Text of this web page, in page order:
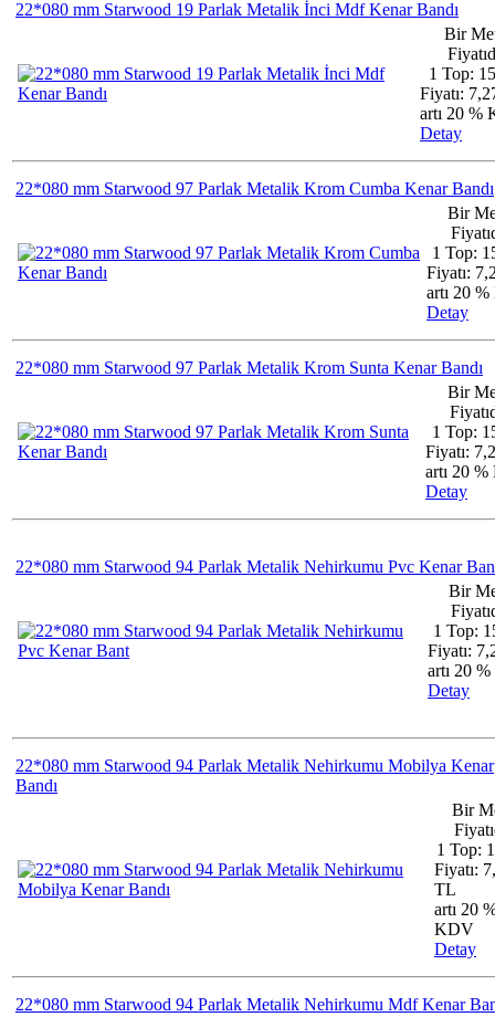
22*080 mm Starwood 19 Parlak Metalik İnci Mdf Kenar Bandı
Bir
1 Top:
Fiyatı:
artı 20 %
Detay
22*080 mm Starwood 97 Parlak Metalik Krom Cumba Kenar Bandı
Bir
1 Top:
Fiyatı:
artı 20
Detay
22*080 mm Starwood 97 Parlak Metalik Krom Sunta Kenar Bandı
Bir
1 Top:
Fiyatı:
artı 20
Detay
22*080 mm Starwood 94 Parlak Metalik Nehirkumu Pvc Kenar
Bir
1 Top:
Fiyatı:
artı 20
Detay
22*080 mm Starwood 94 Parlak Metalik Nehirkumu Mobilya Kenar
Bandı
Bir
1 Top:
Fiyatı:
TL
artı 20
KDV
Detay
22*080 mm Starwood 94 Parlak Metalik Nehirkumu Mdf Kenar